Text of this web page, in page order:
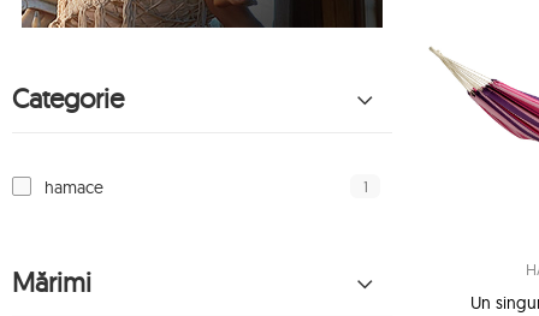
Categorie
hamace 1
Mărimi
Un